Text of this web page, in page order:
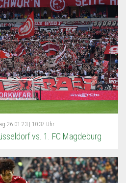
26.01.23 | 10:37 Uhr
vs. 1. FC Magdeburg